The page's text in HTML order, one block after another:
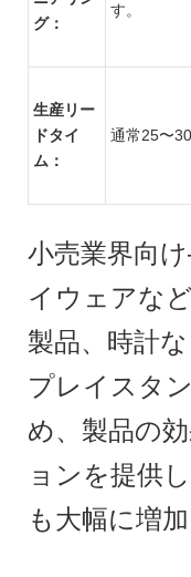
グ：
す。
生産リー
ドタイ
ム：
通常25〜30
小売業界向
イウェアな
製品、時計
プレイスタ
め、製品の
ョンを提供
も大幅に増